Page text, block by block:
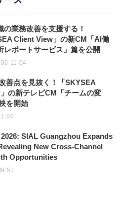
の業務改善を支援する！
Client View」の新CM「AI働
レポートサービス」篇を公開
11:04
善点を見抜く！「SKYSEA
の新テレビCM「チームの変
を開始
SIAL Guangzhou Expands
New Cross-Channel
Opportunities